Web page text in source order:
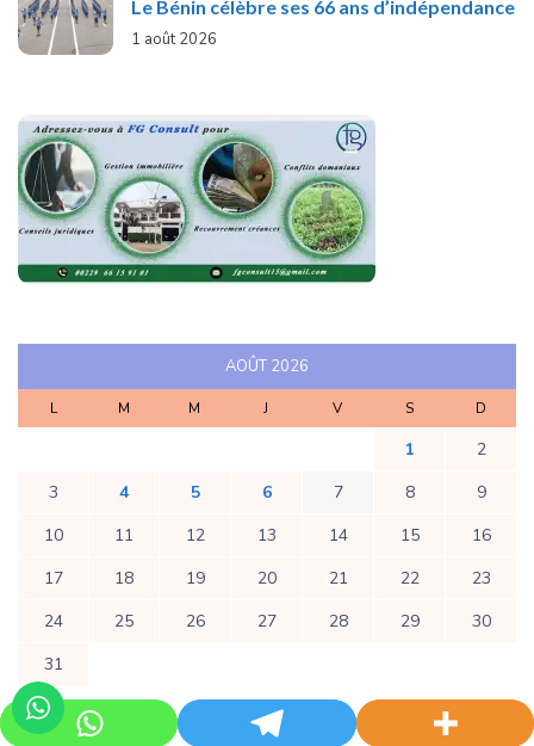
Le Bénin célèbre ses 66 ans d’indépendance
1 août 2026
AOÛT 2026
L M M J V S D
1
2
3
4 5 6 7 8
9
10
11 12 13 14 15
16
17
18 19 20 21 22
23
24
25 26 27 28 29
30
31
« Juil